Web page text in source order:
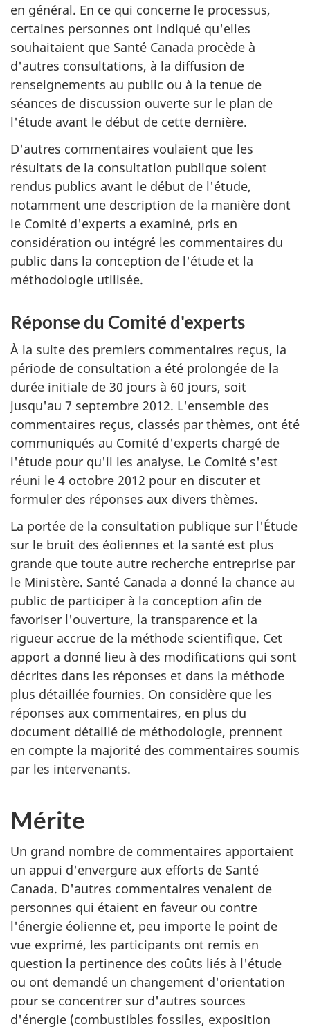
en général. En ce qui concerne le processus,
certaines personnes ont indiqué qu'elles
souhaitaient que Santé Canada procède à
d'autres consultations, à la diffusion de
renseignements au public ou à la tenue de
séances de discussion ouverte sur le plan de
l'étude avant le début de cette dernière.
D'autres commentaires voulaient que les
résultats de la consultation publique soient
rendus publics avant le début de l'étude,
notamment une description de la manière dont
le Comité d'experts a examiné, pris en
considération ou intégré les commentaires du
public dans la conception de l'étude et la
méthodologie utilisée.
Réponse du Comité d'experts
À la suite des premiers commentaires reçus, la
période de consultation a été prolongée de la
durée initiale de 30 jours à 60 jours, soit
jusqu'au 7 septembre 2012. L'ensemble des
commentaires reçus, classés par thèmes, ont été
communiqués au Comité d'experts chargé de
l'étude pour qu'il les analyse. Le Comité s'est
réuni le 4 octobre 2012 pour en discuter et
formuler des réponses aux divers thèmes.
La portée de la consultation publique sur l'Étude
sur le bruit des éoliennes et la santé est plus
grande que toute autre recherche entreprise par
le Ministère. Santé Canada a donné la chance au
public de participer à la conception afin de
favoriser l'ouverture, la transparence et la
rigueur accrue de la méthode scientifique. Cet
apport a donné lieu à des modifications qui sont
décrites dans les réponses et dans la méthode
plus détaillée fournies. On considère que les
réponses aux commentaires, en plus du
document détaillé de méthodologie, prennent
en compte la majorité des commentaires soumis
par les intervenants.
Mérite
Un grand nombre de commentaires apportaient
un appui d'envergure aux efforts de Santé
Canada. D'autres commentaires venaient de
personnes qui étaient en faveur ou contre
l'énergie éolienne et, peu importe le point de
vue exprimé, les participants ont remis en
question la pertinence des coûts liés à l'étude
ou ont demandé un changement d'orientation
pour se concentrer sur d'autres sources
d'énergie (combustibles fossiles, exposition